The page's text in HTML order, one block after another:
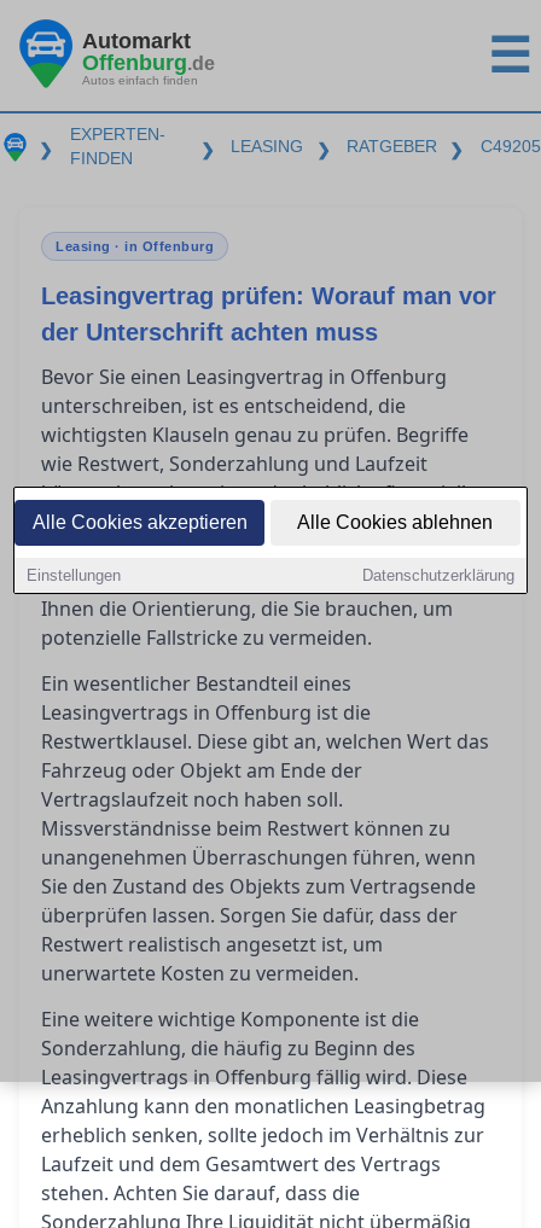
Alle Cookies akzeptieren Alle Cookies ablehnen
Einstellungen Datenschutzerklärung
Automarkt
Offenburg.de
Autos einfach finden ☰
❯
EXPERTEN-
FINDEN
❯ LEASING ❯ RATGEBER ❯ C49205
Leasing · in Offenburg
Leasingvertrag prüfen: Worauf man vor
der Unterschrift achten muss
Bevor Sie einen Leasingvertrag in Offenburg
unterschreiben, ist es entscheidend, die
wichtigsten Klauseln genau zu prüfen. Begriffe
wie Restwert, Sonderzahlung und Laufzeit
können komplex sein und erhebliche finanzielle
Auswirkungen haben. Zudem stellt sich oft die
Frage, was passiert, wenn Sie den Vertrag
vorzeitig beenden möchten. Dieser Artikel gibt
Ihnen die Orientierung, die Sie brauchen, um
potenzielle Fallstricke zu vermeiden.
Ein wesentlicher Bestandteil eines
Leasingvertrags in Offenburg ist die
Restwertklausel. Diese gibt an, welchen Wert das
Fahrzeug oder Objekt am Ende der
Vertragslaufzeit noch haben soll.
Missverständnisse beim Restwert können zu
unangenehmen Überraschungen führen, wenn
Sie den Zustand des Objekts zum Vertragsende
überprüfen lassen. Sorgen Sie dafür, dass der
Restwert realistisch angesetzt ist, um
unerwartete Kosten zu vermeiden.
Eine weitere wichtige Komponente ist die
Sonderzahlung, die häufig zu Beginn des
Leasingvertrags in Offenburg fällig wird. Diese
Anzahlung kann den monatlichen Leasingbetrag
erheblich senken, sollte jedoch im Verhältnis zur
Laufzeit und dem Gesamtwert des Vertrags
stehen. Achten Sie darauf, dass die
Sonderzahlung Ihre Liquidität nicht übermäßig